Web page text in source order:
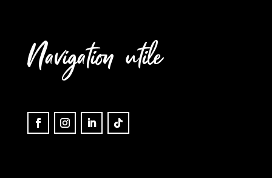
Navigation utile